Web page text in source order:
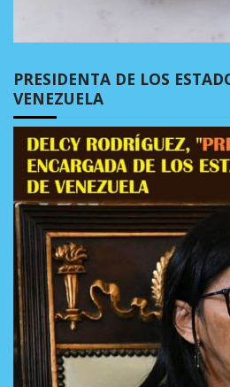
PRESIDENTA DE LOS
VENEZUELA